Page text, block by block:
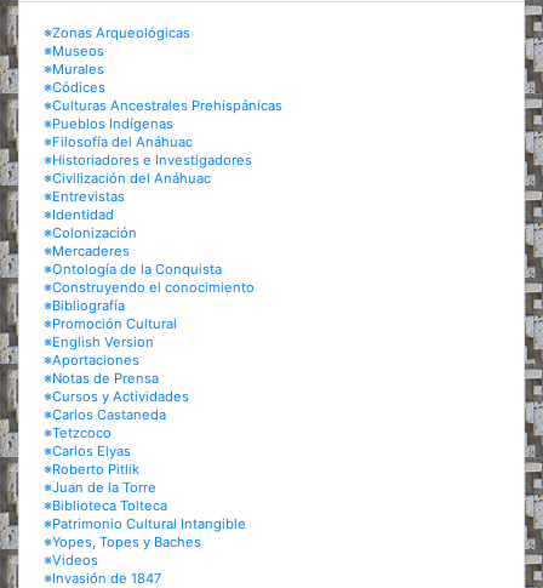
※Zonas Arqueológicas
※Museos
※Murales
※Códices
※Culturas Ancestrales Prehispánicas
※Pueblos Indígenas
※Filosofía del Anáhuac
※Historiadores e Investigadores
※Civilización del Anáhuac
※Entrevistas
※Identidad
※Colonización
※Mercaderes
※Ontología de la Conquista
※Construyendo el conocimiento
※Bibliografía
※Promoción Cultural
※English Version
※Aportaciones
※Notas de Prensa
※Cursos y Actividades
※Carlos Castaneda
※Tetzcoco
※Carlos Elyas
※Roberto Pitlik
※Juan de la Torre
※Biblioteca Tolteca
※Patrimonio Cultural Intangible
※Yopes, Topes y Baches
※Videos
※Invasión de 1847